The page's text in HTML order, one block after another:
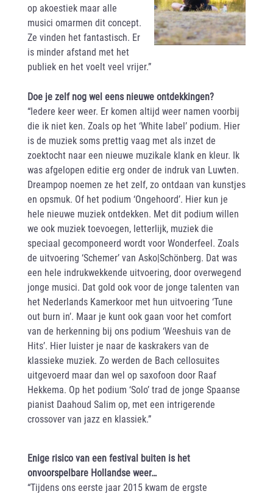
op akoestiek maar alle
musici omarmen dit concept.
Ze vinden het fantastisch. Er
is minder afstand met het
publiek en het voelt veel vrijer.”
Doe je zelf nog wel eens nieuwe ontdekkingen?
“Iedere keer weer. Er komen altijd weer namen voorbij
die ik niet ken. Zoals op het ‘White label’ podium. Hier
is de muziek soms prettig vaag met als inzet de
zoektocht naar een nieuwe muzikale klank en kleur. Ik
was afgelopen editie erg onder de indruk van Luwten.
Dreampop noemen ze het zelf, zo ontdaan van kunstjes
en opsmuk. Of het podium ‘Ongehoord’. Hier kun je
hele nieuwe muziek ontdekken. Met dit podium willen
we ook muziek toevoegen, letterlijk, muziek die
speciaal gecomponeerd wordt voor Wonderfeel. Zoals
de uitvoering ‘Schemer’ van Asko|Schönberg. Dat was
een hele indrukwekkende uitvoering, door overwegend
jonge musici. Dat gold ook voor de jonge talenten van
het Nederlands Kamerkoor met hun uitvoering ‘Tune
out burn in’. Maar je kunt ook gaan voor het comfort
van de herkenning bij ons podium ‘Weeshuis van de
Hits’. Hier luister je naar de kaskrakers van de
klassieke muziek. Zo werden de Bach cellosuites
uitgevoerd maar dan wel op saxofoon door Raaf
Hekkema. Op het podium ‘Solo’ trad de jonge Spaanse
pianist Daahoud Salim op, met een intrigerende
crossover van jazz en klassiek.”
Enige risico van een festival buiten is het
onvoorspelbare Hollandse weer…
“Tijdens ons eerste jaar 2015 kwam de ergste